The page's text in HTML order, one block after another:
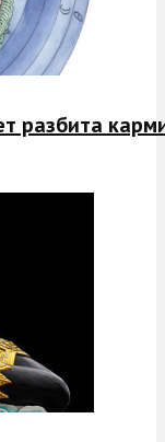
разбита